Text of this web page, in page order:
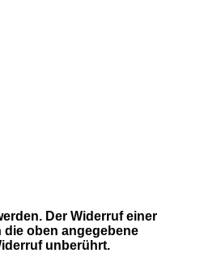
Der Widerruf einer
oben angegebene
unberührt.